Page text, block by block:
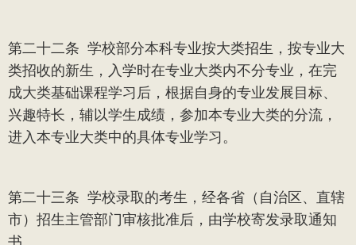
第二十二条 学校部分本科专业按大类招生，按专业大
类招收的新生，入学时在专业大类内不分专业，在完
成大类基础课程学习后，根据自身的专业发展目标、
兴趣特长，辅以学生成绩，参加本专业大类的分流，
进入本专业大类中的具体专业学习。
第二十三条 学校录取的考生，经各省（自治区、直辖
市）招生主管部门审核批准后，由学校寄发录取通知
书。